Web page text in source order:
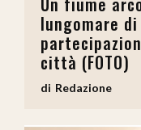
lungomare
città (FOTO)
Redazione